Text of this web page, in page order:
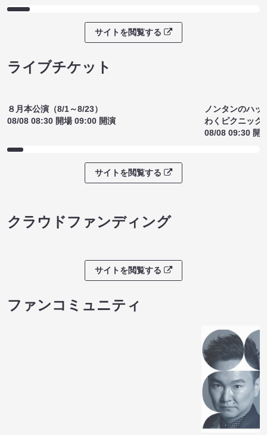
８月本公演（8/1～8/23）
08/08 08:30 開場 09:00 開演
ノンタンのハッ
わくピクニック
08/08 09:30 開
サイトを閲覧する
クラウドファンディング
サイトを閲覧する
ファンコミュニティ